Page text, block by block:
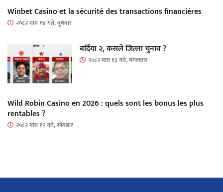
Winbet Casino et la sécurité des transactions financières
२०८२ माघ १४ गते, बुधबार
बर्दिया २, कसले जित्ला चुनाव ?
२०८२ माघ १३ गते, मंगलवार
Wild Robin Casino en 2026 : quels sont les bonus les plus
rentables ?
२०८२ माघ १२ गते, सोमबार